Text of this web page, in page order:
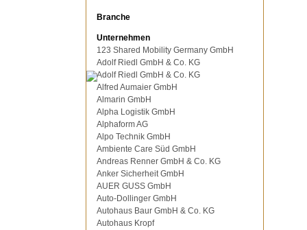
Branche
Unternehmen
123 Shared Mobility Germany GmbH
Adolf Riedl GmbH & Co. KG
Adolf Riedl GmbH & Co. KG
Alfred Aumaier GmbH
Almarin GmbH
Alpha Logistik GmbH
Alphaform AG
Alpo Technik GmbH
Ambiente Care Süd GmbH
Andreas Renner GmbH & Co. KG
Anker Sicherheit GmbH
AUER GUSS GmbH
Auto-Dollinger GmbH
Autohaus Baur GmbH & Co. KG
Autohaus Kropf